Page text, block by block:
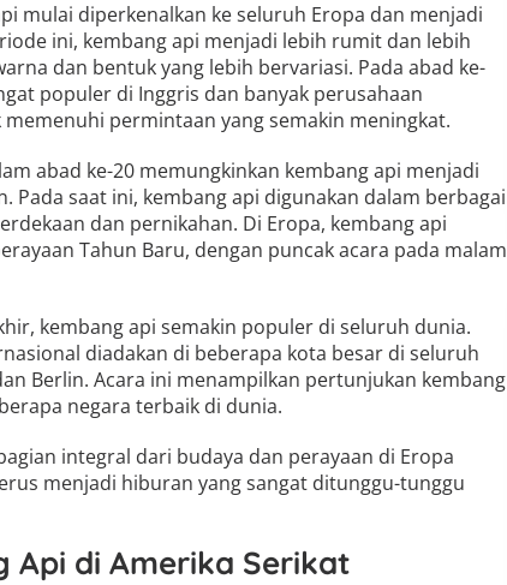
mulai diperkenalkan ke seluruh Eropa dan menjadi
ini, kembang api menjadi lebih rumit dan lebih
dan bentuk yang lebih bervariasi. Pada abad ke-
populer di Inggris dan banyak perusahaan
permintaan yang semakin meningkat.
abad ke-20 memungkinkan kembang api menjadi
Pada saat ini, kembang api digunakan dalam berbagai
dan pernikahan. Di Eropa, kembang api
Tahun Baru, dengan puncak acara pada malam
kembang api semakin populer di seluruh dunia.
diadakan di beberapa kota besar di seluruh
Berlin. Acara ini menampilkan pertunjukan kembang
negara terbaik di dunia.
integral dari budaya dan perayaan di Eropa
menjadi hiburan yang sangat ditunggu-tunggu
Api di Amerika Serikat